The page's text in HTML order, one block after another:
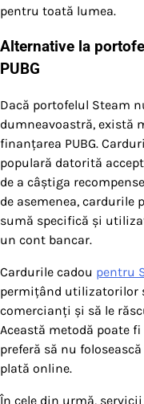
pentru toată lumea.
Alternative la
PUBG
Dacă portofelul Steam
dumneavoastră, există
finanțarea PUBG.
populară datorită
de a câștiga
de asemenea, cardurile
sumă specifică și
un cont bancar.
Cardurile cadou pentru
permițând utilizatorilor
comercianți și să le
Această metodă poate
preferă să nu
plată online.
În cele din urmă,